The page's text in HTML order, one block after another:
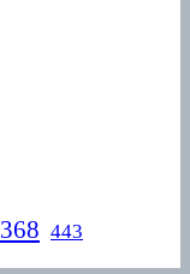
368 443